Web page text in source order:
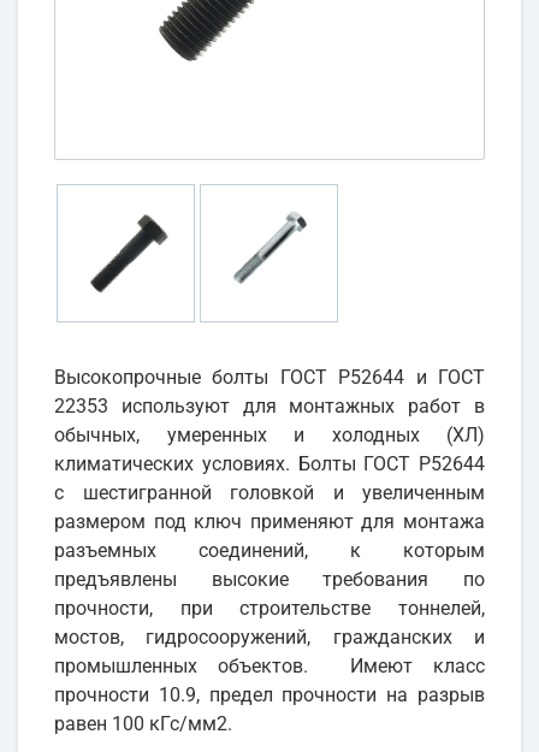
Высокопрочные болты ГОСТ Р52644 и ГОСТ
22353 используют для монтажных работ в
обычных, умеренных и холодных (ХЛ)
климатических условиях. Болты ГОСТ Р52644
с шестигранной головкой и увеличенным
размером под ключ применяют для монтажа
разъемных соединений, к которым
предъявлены высокие требования по
прочности, при строительстве тоннелей,
мостов, гидросооружений, гражданских и
промышленных объектов. Имеют класс
прочности 10.9, предел прочности на разрыв
равен 100 кГс/мм2.